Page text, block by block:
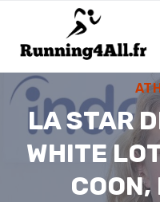
contenu
LA STAR
WHITE
COON,